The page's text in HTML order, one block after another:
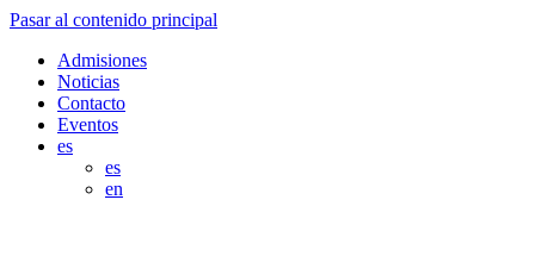
Pasar al contenido principal
Admisiones
Noticias
Contacto
Eventos
es
es
en